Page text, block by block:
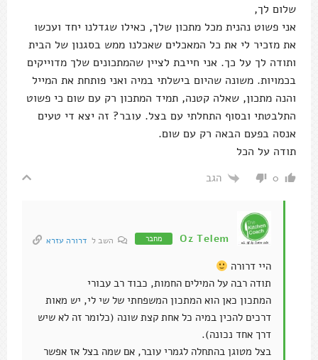
שלום לך,
אני פשוט נהנית מכל מתכון שלך, כאילו שגדלנו יחד ועכשו
את מזכיר לי את כל המאכלים שאכלנו ממש בסגנון של הבית
ותודה לך על כך. אני חייבת לציין שהמתכונים שלך מדוייקים
בכמויות. משונה שהיום בישלתי במיה ואני פותחת את המייל
והנה מתכון, שאלה קטנה, תמיד המתכון רק עם שום כי פשוט
התלבטתי ובסוף התחלתי עם בצל. עובר? זה יצא די טעים
אנסה בפעם הבאה רק עם שום.
תודה על הכל
0 הגב
Oz Telem מחבר השב ל דרורה עזרא
היי דרורה
תודה רבה על המילים החמות, כבוד רב עבורי
המתכון כאן הוא המתכון המשפחתי של שי לי, יש מאות
דרכים להכין במיה כל אחת קצת שונה (כלומר זה לא שיש
דרך אחד נכונה).
בצל מטוגן בהתחלה לגמרי עובר, אם שמה בצל אז אפשר